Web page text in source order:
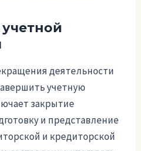
деятельности
учетную
закрытие
и представление
и кредиторской